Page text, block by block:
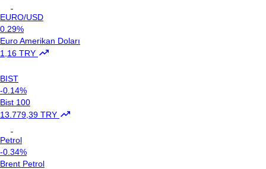
EURO/USD
0.29%
Euro Amerikan Doları
1,16 TRY
BIST
-0.14%
Bist 100
13.779,39 TRY
Petrol
-0.34%
Brent Petrol